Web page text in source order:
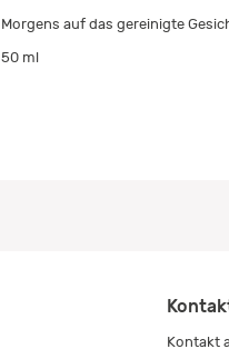
Morgens auf das gereinigte
50 ml
Kontakt